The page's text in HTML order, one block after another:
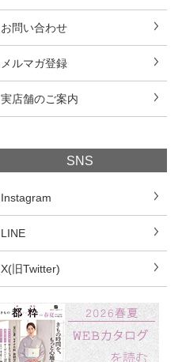
お問い合わせ
メルマガ登録
実店舗のご案内
SNS
Instagram
LINE
X(旧Twitter)